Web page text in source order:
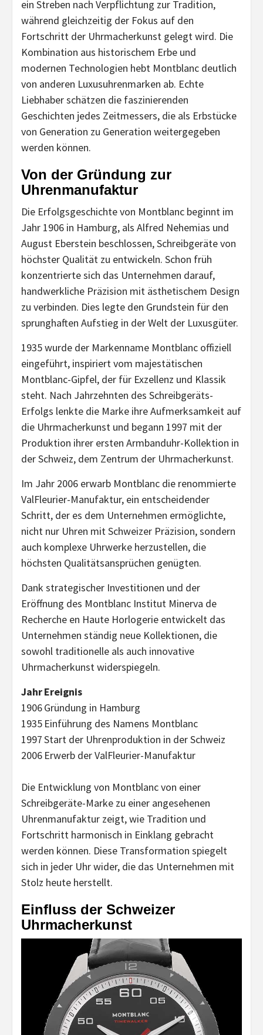
ein Streben nach Verpflichtung zur Tradition,
während gleichzeitig der Fokus auf den
Fortschritt der Uhrmacherkunst gelegt wird. Die
Kombination aus historischem Erbe und
modernen Technologien hebt Montblanc deutlich
von anderen Luxusuhrenmarken ab. Echte
Liebhaber schätzen die faszinierenden
Geschichten jedes Zeitmessers, die als Erbstücke
von Generation zu Generation weitergegeben
werden können.
Von der Gründung zur
Uhrenmanufaktur
Die Erfolgsgeschichte von Montblanc beginnt im
Jahr 1906 in Hamburg, als Alfred Nehemias und
August Eberstein beschlossen, Schreibgeräte von
höchster Qualität zu entwickeln. Schon früh
konzentrierte sich das Unternehmen darauf,
handwerkliche Präzision mit ästhetischem Design
zu verbinden. Dies legte den Grundstein für den
sprunghaften Aufstieg in der Welt der Luxusgüter.
1935 wurde der Markenname Montblanc offiziell
eingeführt, inspiriert vom majestätischen
Montblanc-Gipfel, der für Exzellenz und Klassik
steht. Nach Jahrzehnten des Schreibgeräts-
Erfolgs lenkte die Marke ihre Aufmerksamkeit auf
die Uhrmacherkunst und begann 1997 mit der
Produktion ihrer ersten Armbanduhr-Kollektion in
der Schweiz, dem Zentrum der Uhrmacherkunst.
Im Jahr 2006 erwarb Montblanc die renommierte
ValFleurier-Manufaktur, ein entscheidender
Schritt, der es dem Unternehmen ermöglichte,
nicht nur Uhren mit Schweizer Präzision, sondern
auch komplexe Uhrwerke herzustellen, die
höchsten Qualitätsansprüchen genügten.
Dank strategischer Investitionen und der
Eröffnung des Montblanc Institut Minerva de
Recherche en Haute Horlogerie entwickelt das
Unternehmen ständig neue Kollektionen, die
sowohl traditionelle als auch innovative
Uhrmacherkunst widerspiegeln.
JahrEreignis
1906Gründung in Hamburg
1935 Einführung des Namens Montblanc
1997Start der Uhrenproduktion in der Schweiz
2006 Erwerb der ValFleurier-Manufaktur
Die Entwicklung von Montblanc von einer
Schreibgeräte-Marke zu einer angesehenen
Uhrenmanufaktur zeigt, wie Tradition und
Fortschritt harmonisch in Einklang gebracht
werden können. Diese Transformation spiegelt
sich in jeder Uhr wider, die das Unternehmen mit
Stolz heute herstellt.
Einfluss der Schweizer
Uhrmacherkunst